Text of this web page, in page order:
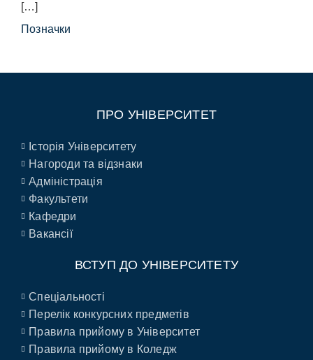
[…]
Позначки
ПРО УНІВЕРСИТЕТ
Історія Університету
Нагороди та відзнаки
Адміністрація
Факультети
Кафедри
Вакансії
ВСТУП ДО УНІВЕРСИТЕТУ
Спеціальності
Перелік конкурсних предметів
Правила прийому в Університет
Правила прийому в Коледж